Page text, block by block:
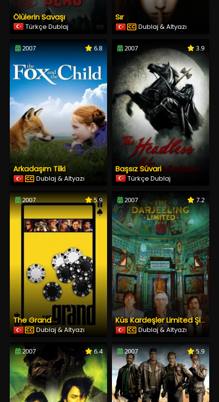
Ölülerin Savaşı
Türkçe Dublaj
Sır
Dublaj & Altyazı
2007 6.8
Arkadaşım Tilki
Dublaj & Altyazı
2007 3.9
Başsız Süvari
Türkçe Dublaj
2007 5.9
The Grand
Dublaj & Altyazı
2007 7.2
Küs Kardeşler Limited Şirketi
Dublaj & Altyazı
2007 6.4 2007 5.9